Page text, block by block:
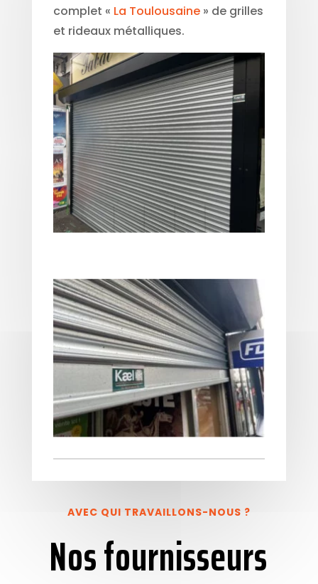
complet « La Toulousaine» de grilles
et rideaux métalliques.
AVEC QUI TRAVAILLONS-NOUS ?
Nos fournisseurs